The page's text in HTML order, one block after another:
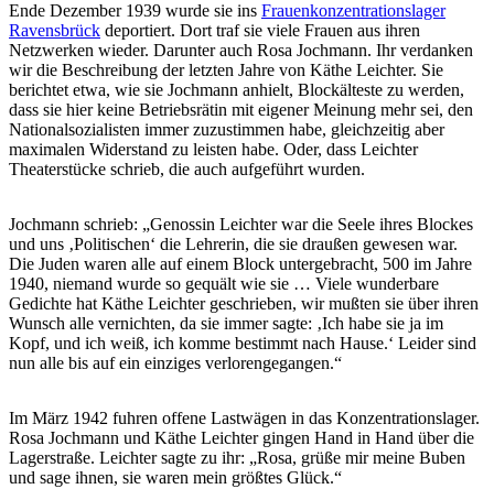
Ende Dezember 1939 wurde sie ins Frauenkonzentrationslager
Ravensbrück deportiert. Dort traf sie viele Frauen aus ihren
Netzwerken wieder. Darunter auch Rosa Jochmann. Ihr verdanken
wir die Beschreibung der letzten Jahre von Käthe Leichter. Sie
berichtet etwa, wie sie Jochmann anhielt, Blockälteste zu werden,
dass sie hier keine Betriebsrätin mit eigener Meinung mehr sei, den
Nationalsozialisten immer zuzustimmen habe, gleichzeitig aber
maximalen Widerstand zu leisten habe. Oder, dass Leichter
Theaterstücke schrieb, die auch aufgeführt wurden.
Jochmann schrieb: „Genossin Leichter war die Seele ihres Blockes
und uns ‚Politischen‘ die Lehrerin, die sie draußen gewesen war.
Die Juden waren alle auf einem Block untergebracht, 500 im Jahre
1940, niemand wurde so gequält wie sie … Viele wunderbare
Gedichte hat Käthe Leichter geschrieben, wir mußten sie über ihren
Wunsch alle vernichten, da sie immer sagte: ‚Ich habe sie ja im
Kopf, und ich weiß, ich komme bestimmt nach Hause.‘ Leider sind
nun alle bis auf ein einziges verlorengegangen.“
Im März 1942 fuhren offene Lastwägen in das Konzentrationslager.
Rosa Jochmann und Käthe Leichter gingen Hand in Hand über die
Lagerstraße. Leichter sagte zu ihr: „Rosa, grüße mir meine Buben
und sage ihnen, sie waren mein größtes Glück.“